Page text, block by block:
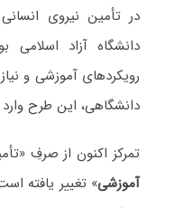
در تأمین نیروی
دانشگاه آزاد
رویکردهای آموزشی و
دانشگاهی، این طرح
تمرکز اکنون از صرفِ
آموزشی» تغییر یافته